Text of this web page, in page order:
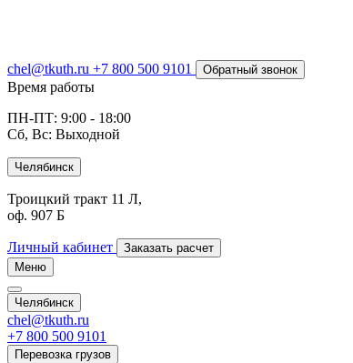
chel@tkuth.ru +7 800 500 9101 Обратный звонок
Время работы
ПН-ПТ: 9:00 - 18:00
Сб, Вс: Выходной
Челябинск
Троицкий тракт 11 Л,
оф. 907 Б
Личный кабинет
Заказать расчет
Меню
Челябинск
chel@tkuth.ru
+7 800 500 9101
Перевозка грузов